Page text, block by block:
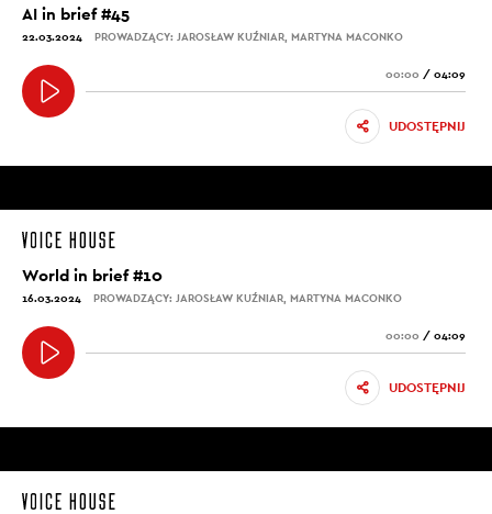
AI in brief #45
22.03.2024 PROWADZĄCY: JAROSŁAW KUŹNIAR, MARTYNA MACONKO
00:00 / 04:09
UDOSTĘPNIJ
World in brief #10
16.03.2024 PROWADZĄCY: JAROSŁAW KUŹNIAR, MARTYNA MACONKO
00:00 / 04:09
UDOSTĘPNIJ